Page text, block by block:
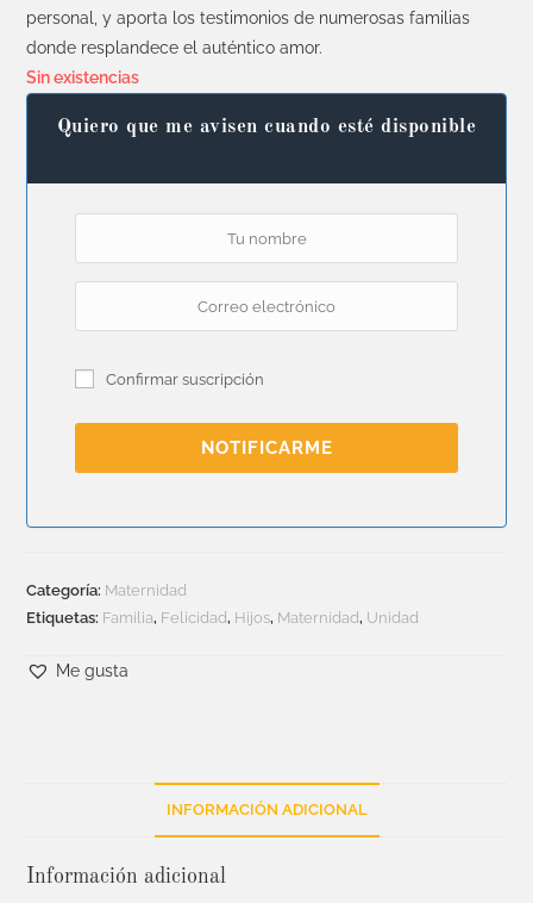
personal, y aporta los testimonios de numerosas familias
donde resplandece el auténtico amor.
Sin existencias
Quiero que me avisen cuando esté disponible
Confirmar suscripción
NOTIFICARME
Categoría: Maternidad
Etiquetas: Familia, Felicidad, Hijos, Maternidad, Unidad
Me gusta
INFORMACIÓN ADICIONAL
Información adicional